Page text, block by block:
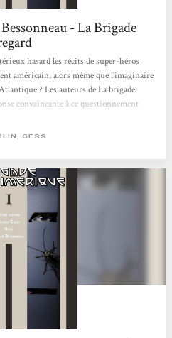
- La Brigade
hasard les récits de super-héros
américain, alors même que l’imaginaire
? Les auteurs de La brigade
convaincante à ce questionnement
à l’issue de la Deuxième Guerre
GESS